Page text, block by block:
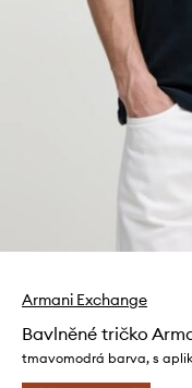
Armani Exchange
Bavlněné tričko
tmavomodrá barva, s